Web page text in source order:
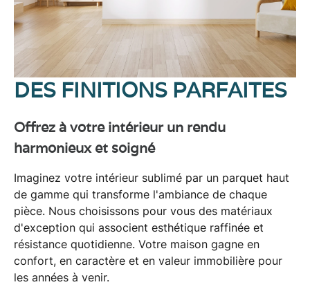
DES FINITIONS PARFAITES
Offrez à votre intérieur un rendu
harmonieux et soigné
Imaginez votre intérieur sublimé par un parquet haut
de gamme qui transforme l'ambiance de chaque
pièce. Nous choisissons pour vous des matériaux
d'exception qui associent esthétique raffinée et
résistance quotidienne. Votre maison gagne en
confort, en caractère et en valeur immobilière pour
les années à venir.